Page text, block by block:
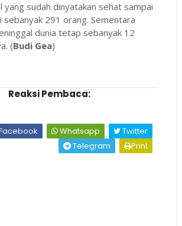
yang sudah dinyatakan sehat sampai
sebanyak 291 orang. Sementara
dunia tetap sebanyak 12
(Budi Gea)
Reaksi Pembaca:
Whatsapp
Twitter
Telegram
Print